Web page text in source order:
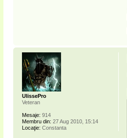
UlissePro
Veteran
Mesaje: 914
Membru din: 27 Aug 2010, 15:14
Locaţie: Constanta